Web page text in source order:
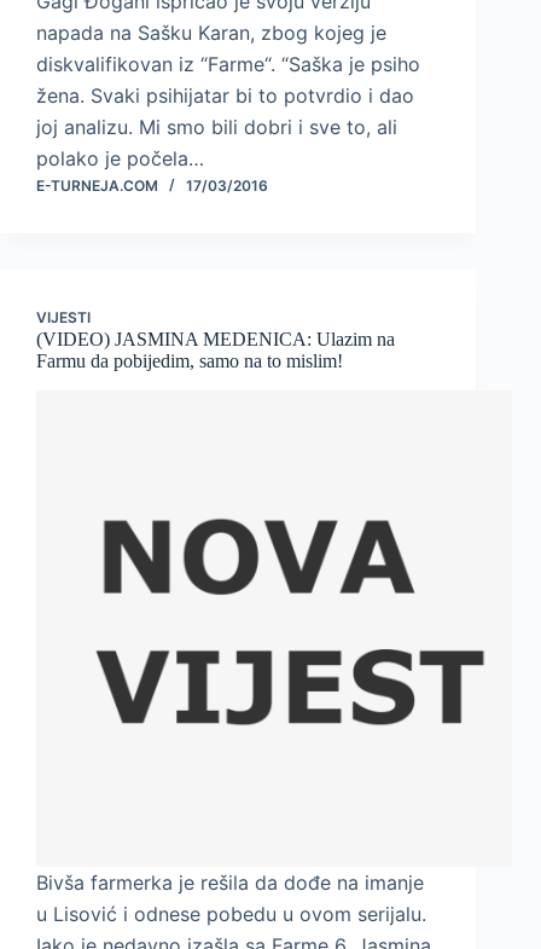
napada na Sašku Karan, zbog kojeg je
diskvalifikovan iz “Farme“. “Saška je psiho
žena. Svaki psihijatar bi to potvrdio i dao
joj analizu. Mi smo bili dobri i sve to, ali
polako je počela…
E-TURNEJA.COM 17/03/2016
VIJESTI
(VIDEO) JASMINA MEDENICA: Ulazim na
Farmu da pobijedim, samo na to mislim!
Bivša farmerka je rešila da dođe na imanje
u Lisović i odnese pobedu u ovom serijalu.